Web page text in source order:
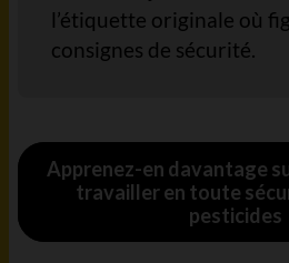
l’étiquette originale où
consignes de sécurité.
Apprenez-en davantage
travailler en toute
pesticides